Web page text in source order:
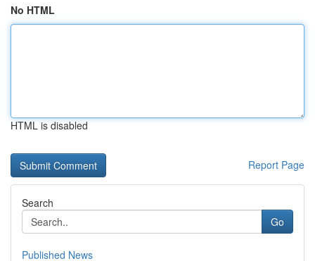
No HTML
HTML is disabled
Report Page
Search
Go
Published News